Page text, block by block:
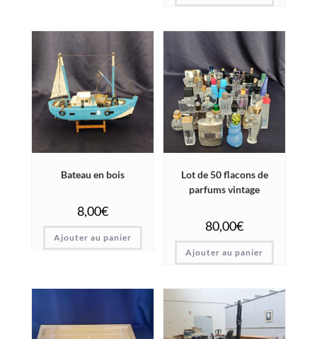
Bateau en bois
8,00€
Ajouter au panier
Lot de 50 flacons de
parfums vintage
80,00€
Ajouter au panier